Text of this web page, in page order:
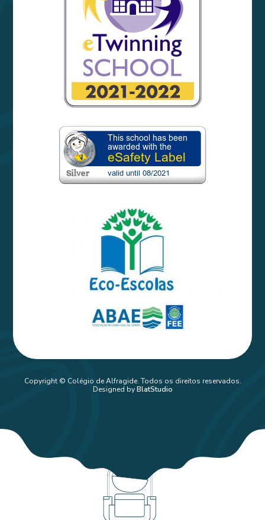
Copyright © Colégio de Alfragide. Todos os direitos reservados.
Designed byBlatStudio